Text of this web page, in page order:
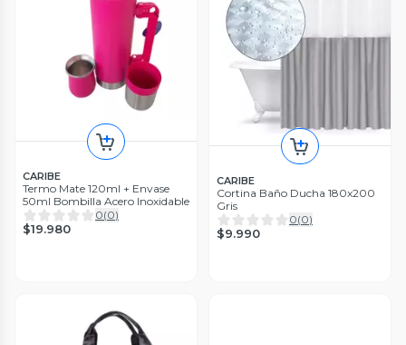
CARIBE
Termo Mate 120ml + Envase
50ml Bombilla Acero Inoxidable
0(0)
$19.980
CARIBE
Cortina Baño Ducha 180x200
Gris
0(0)
$9.990